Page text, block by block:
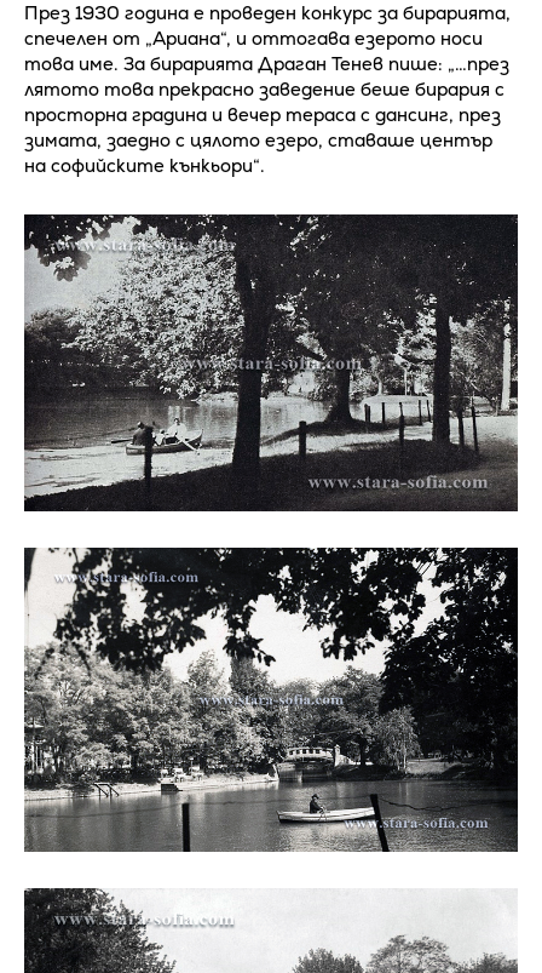
През 1930 година е проведен конкурс за бирарията,
спечелен от „Ариана“, и оттогава езерото носи
това име. За бирарията Драган Тенев пише: „…през
лятото това прекрасно заведение беше бирария с
просторна градина и вечер тераса с дансинг, през
зимата, заедно с цялото езеро, ставаше център
на софийските кънкьори“.